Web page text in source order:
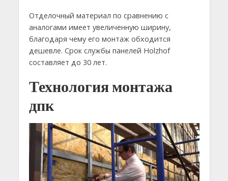
Отделочный материал по сравнению с
аналогами имеет увеличенную ширину,
благодаря чему его монтаж обходится
дешевле. Срок службы панелей Holzhof
составляет до 30 лет.
Технология монтажа
дпк